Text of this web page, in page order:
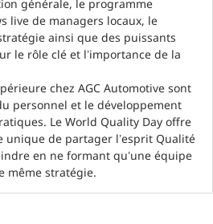
générale, le programme
live de managers locaux, le
ainsi que des puissants
le rôle clé et l’importance de la
chez AGC Automotive sont
personnel et le développement
Le World Quality Day offre
de partager l’esprit Qualité
en ne formant qu’une équipe
même stratégie.